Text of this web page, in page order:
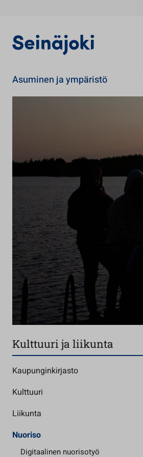
Asuminen ja ympäristö
Kulttuuri ja liikunta
Kaupunginkirjasto
Kulttuuri
Liikunta
Nuoriso
Digitaalinen nuorisotyö